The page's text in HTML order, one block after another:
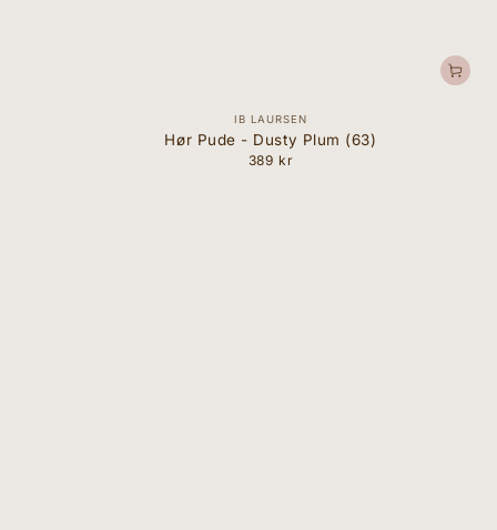
Forhandler:
IB LAURSEN
Hør Pude - Dusty Plum (63)
Normal
389 kr